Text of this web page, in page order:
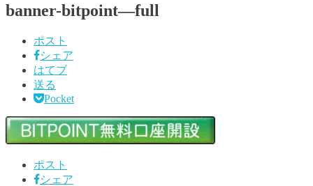
banner-bitpoint—full
ポスト
シェア
はてブ
送る
Pocket
ポスト
シェア